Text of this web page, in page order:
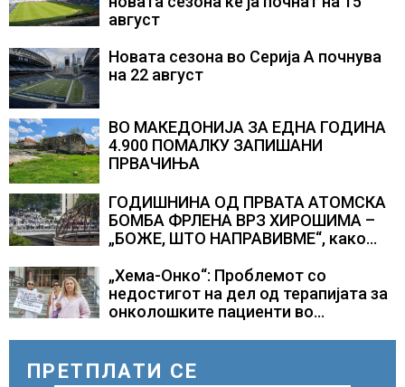
август
Новата сезона во Серија А почнува
на 22 август
ВО МАКЕДОНИЈА ЗА ЕДНА ГОДИНА
4.900 ПОМАЛКУ ЗАПИШАНИ
ПРВАЧИЊА
ГОДИШНИНА ОД ПРВАТА АТОМСКА
БОМБА ФРЛЕНА ВРЗ ХИРОШИМА –
„БОЖЕ, ШТО НАПРАВИВМЕ“, како
Геј“ и учесниците во
бомбардирањето го доживуваа овој
настан што го промени текот на
„Хема-Онко“: Проблемот со
недостигот на дел од терапијата за
онколошките пациенти во
ПРЕТПЛАТИ СЕ